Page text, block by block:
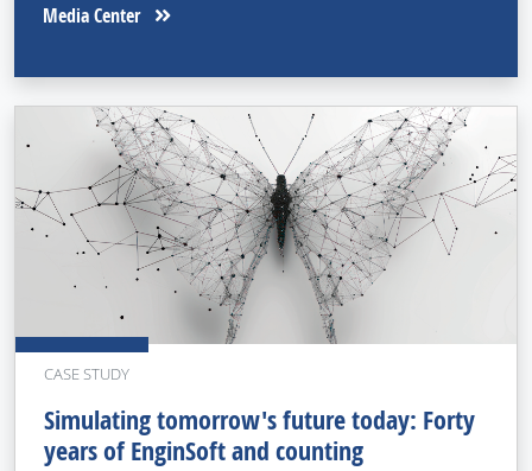
Media Center
CASE STUDY
Simulating tomorrow's future today: Forty
years of EnginSoft and counting